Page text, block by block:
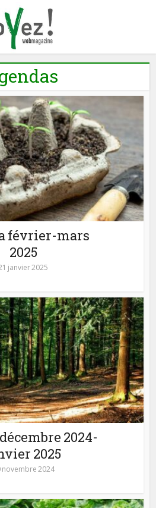
février-mars
2025
janvier 2025
2024-
2025
novembre 2024